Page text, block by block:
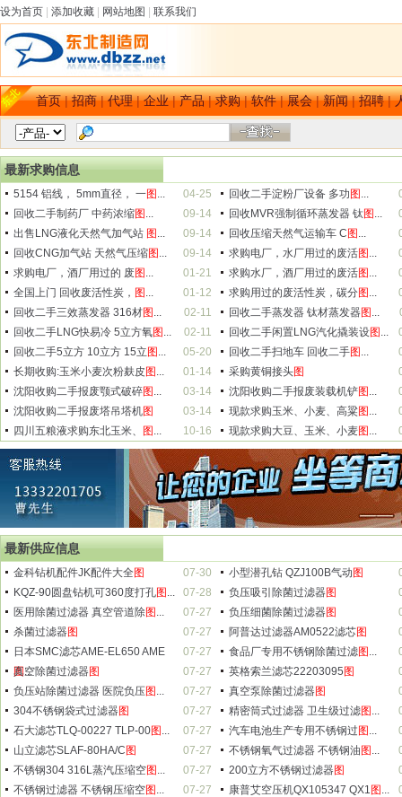
设为首页 添加收藏 网站地图 联系我们
首页|招商|代理|企业|产品|求购|软件|展会|新闻|招聘|
最新求购信息
5154 铝线， 5mm直径， 一图 ... 04-25 回收二手淀粉厂设备 多功 图 ...
回收二手制药厂 中药浓缩图 ... 09-14 回收MVR强制循环蒸发器 钛图 ...
出售LNG液化天然气加气站 图 ... 09-14 回收压缩天然气运输车 C 图 ...
回收CNG加气站 天然气压缩图 ... 09-14 求购电厂，水厂用过的废活图 ...
求购电厂，酒厂用过的 废 图 ... 01-21 求购水厂，酒厂用过的废活图 ...
全国上门 回收废活性炭， 图 ... 01-12 求购用过的废活性炭，碳分图 ...
回收二手三效蒸发器 316材图 ... 02-11 回收二手蒸发器 钛材蒸发器图 ...
回收二手LNG快易冷 5立方氧图 ... 02-11 回收二手闲置LNG汽化撬装设图 ...
回收二手5立方 10立方 15立 图 ... 05-20 回收二手扫地车 回收二手图 ...
长期收购:玉米小麦次粉麸皮 图 ... 01-14 采购黄铜接头图
沈阳收购二手报废颚式破碎图 ... 03-14 沈阳收购二手报废装载机铲图 ...
沈阳收购二手报废塔吊塔机图 03-14 现款求购玉米、小麦、高粱图 ...
四川五粮液求购东北玉米、
图 ... 10-16 现款求购大豆、玉米、小麦图 ...
最新供应信息
金科钻机配件JK配件大全 图 07-30 小型潜孔钻 QZJ100B气动 图
KQZ-90圆盘钻机可360度打孔图 ... 07-28 负压吸引除菌过滤器图
医用除菌过滤器 真空管道除图 ... 07-27 负压细菌除菌过滤器图
杀菌过滤器图 07-27 阿普达过滤器AM0522滤芯图
日本SMC滤芯AME-EL650 AME
图...
07-27 食品厂专用不锈钢除菌过滤图 ...
真空除菌过滤器图 07-27 英格索兰滤芯22203095 图
负压站除菌过滤器 医院负压图 ... 07-27 真空泵除菌过滤器图
304不锈钢袋式过滤器图 07-27 精密筒式过滤器 卫生级过滤图 ...
石大滤芯TLQ-00227 TLP-00图 ... 07-27 汽车电池生产专用不锈钢过 图 ...
山立滤芯SLAF-80HA/C 图 07-27 不锈钢氧气过滤器 不锈钢油 图 ...
不锈钢304 316L蒸汽压缩空图 ... 07-27 200立方不锈钢过滤器图
不锈钢过滤器 不锈钢压缩空图 ... 07-27 康普艾空压机QX105347 QX1 图 ...